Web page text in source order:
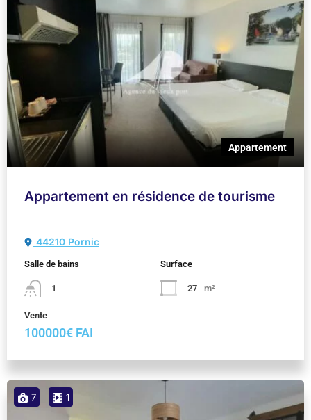
Appartement
Appartement en résidence de tourisme
44210 Pornic
Salle de bains
1
Surface
27 m²
Vente
100000€ FAI
7 1